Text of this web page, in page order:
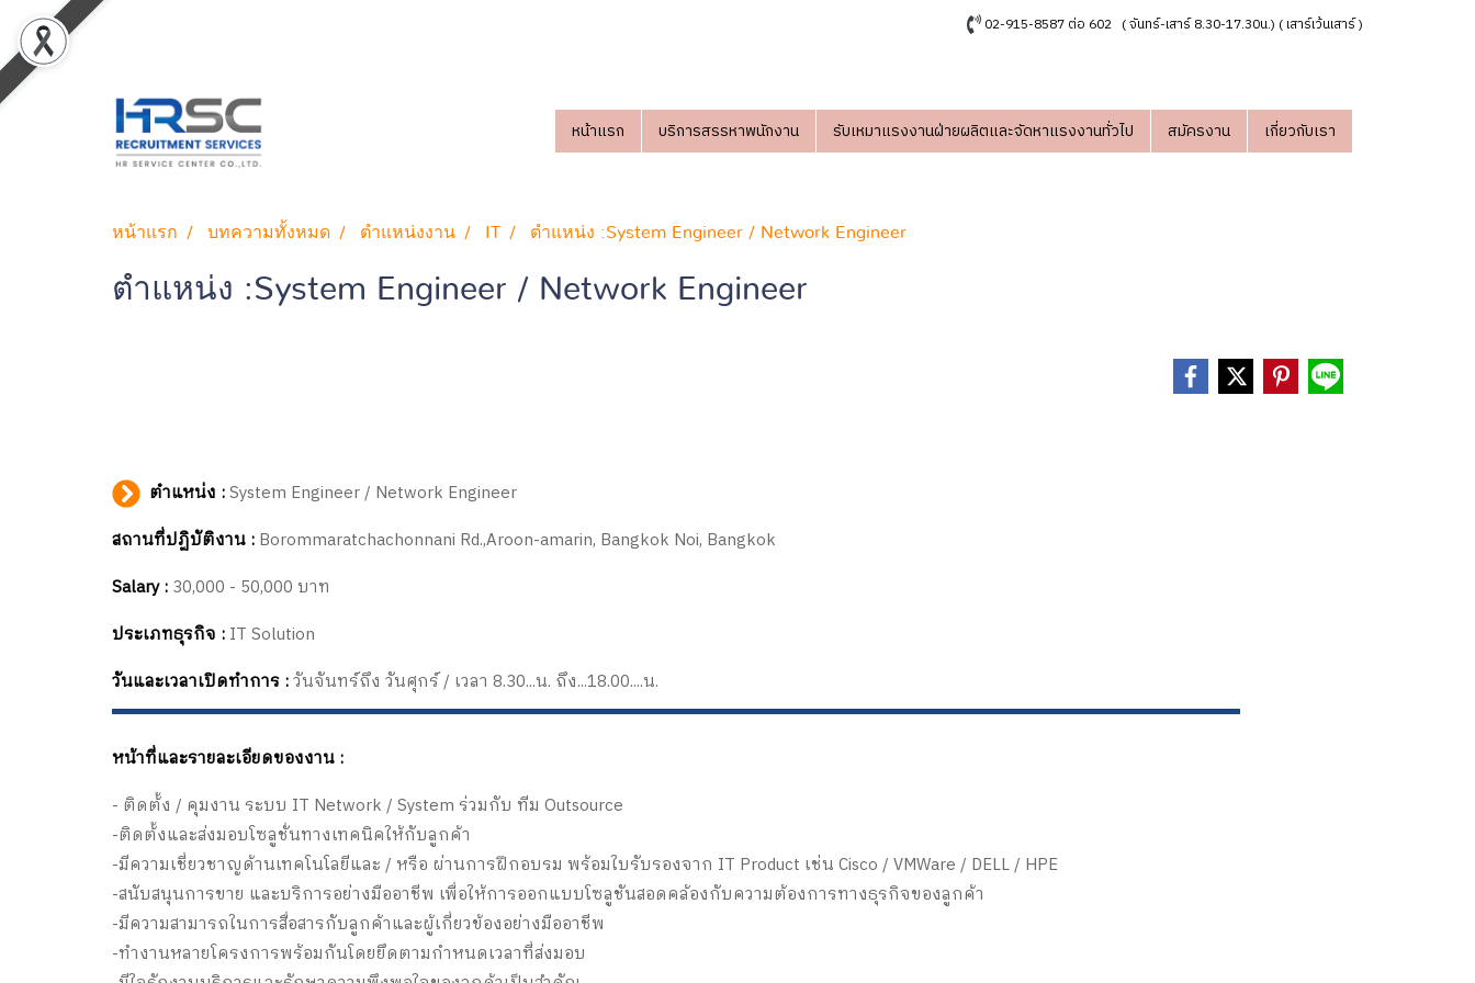
02-915-8587 ต่อ 602 ( จันทร์-เสาร์ 8.30-17.30น.) ( เสาร์เว้นเสาร์ )
หน้าแรก บริการสรรหาพนักงาน รับเหมาแรงงานฝ่ายผลิตและจัดหาแรงงานทั่วไป สมัครงาน เกี่ยวกับเรา
หน้าแรก บทความทั้งหมด ตำแหน่งงาน IT ตำแหน่ง :System Engineer / Network Engineer
ตำแหน่ง :System Engineer / Network Engineer
ตำแหน่ง :System Engineer / Network Engineer
สถานที่ปฏิบัติงาน : Borommaratchachonnani Rd.,Aroon-amarin, Bangkok Noi, Bangkok
Salary : 30,000 - 50,000 บาท
ประเภทธุรกิจ : IT Solution
วันและเวลาเปิดทำการ :วันจันทร์ถึง วันศุกร์ / เวลา 8.30...น. ถึง...18.00....น.
หน้าที่และรายละเอียดของงาน :
- ติดต้้ง / คุมงาน ระบบ IT Network / System ร่วมกับ ทีม Outsource
-ติดต้้งและส่งมอบโซลูชั่นทางเทคนิคให้กับลูกค้า
-มีความเชี่ยวชาญด้านเทคโนโลยีและ / หรือ ผ่านการฝึกอบรม พร้อมใบรับรองจาก IT Product เช่น Cisco / VMWare / DELL / HPE
-สนับสนุนการขาย และบริการอย่างมืออาชีพ เพื่อให้การออกแบบโซลูชันสอดคล้องกับความต้องการทางธุรกิจของลูกค้า
-มีความสามารถในการสื่อสารกับลูกค้าและผู้เกี่ยวข้องอย่างมืออาชีพ
-ทำงานหลายโครงการพร้อมกันโดยยึดตามกำหนดเวลาที่ส่งมอบ